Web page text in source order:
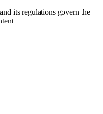
and its regulations govern the